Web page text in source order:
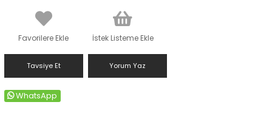
Favorilere Ekle İstek Listeme Ekle
Tavsiye Et Yorum Yaz
WhatsApp